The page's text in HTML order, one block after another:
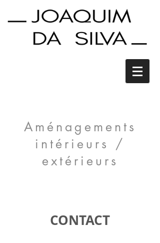
Aménagements
intérieurs /
extérieurs
CONTACT